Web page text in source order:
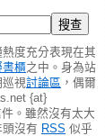
度充分表現在其
書櫃之中。身為站
巡視討論區 ，偶爾
{at}
。雖然沒有太大
沒有 RSS 似乎